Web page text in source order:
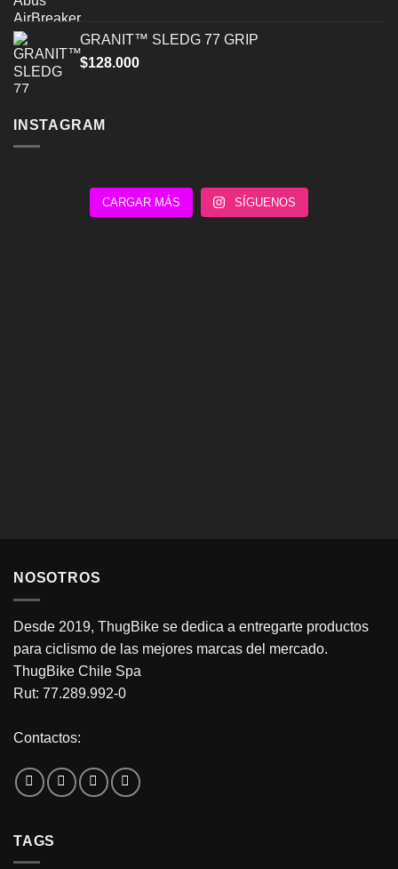
GRANIT™ SLEDG 77 GRIP
$128.000
INSTAGRAM
CARGAR MÁS SÍGUENOS
NOSOTROS
Desde 2019, ThugBike se dedica a entregarte productos
para ciclismo de las mejores marcas del mercado.
ThugBike Chile Spa
Rut: 77.289.992-0
Contactos:
TAGS